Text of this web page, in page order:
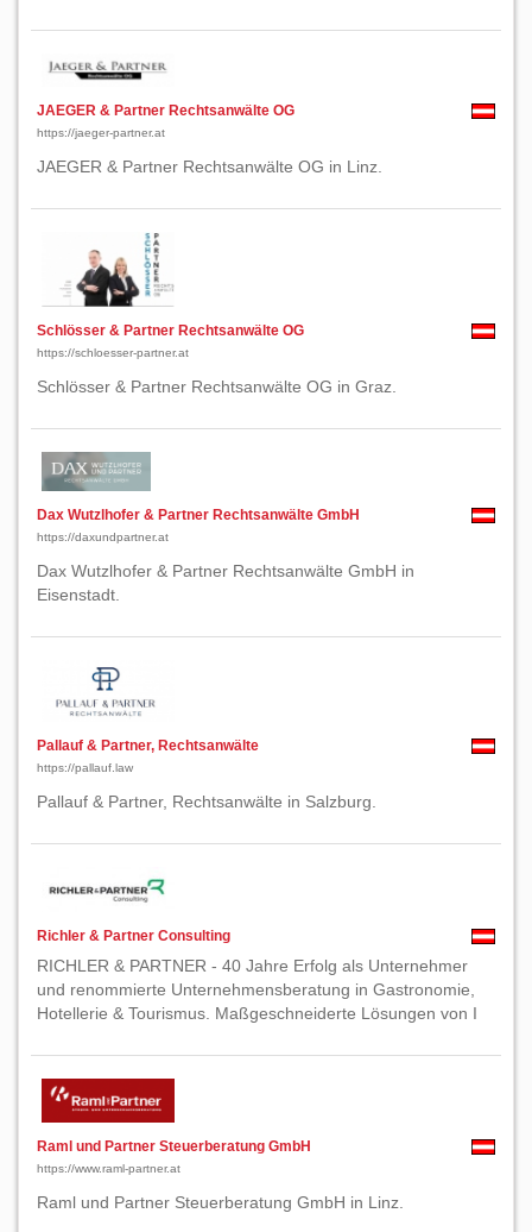
JAEGER & Partner Rechtsanwälte OG
https://jaeger-partner.at
JAEGER & Partner Rechtsanwälte OG in Linz.
Schlösser & Partner Rechtsanwälte OG
https://schloesser-partner.at
Schlösser & Partner Rechtsanwälte OG in Graz.
Dax Wutzlhofer & Partner Rechtsanwälte GmbH
https://daxundpartner.at
Dax Wutzlhofer & Partner Rechtsanwälte GmbH in
Eisenstadt.
Pallauf & Partner, Rechtsanwälte
https://pallauf.law
Pallauf & Partner, Rechtsanwälte in Salzburg.
Richler & Partner Consulting
RICHLER & PARTNER - 40 Jahre Erfolg als Unternehmer
und renommierte Unternehmensberatung in Gastronomie,
Hotellerie & Tourismus. Maßgeschneiderte Lösungen von I
Raml und Partner Steuerberatung GmbH
https://www.raml-partner.at
Raml und Partner Steuerberatung GmbH in Linz.